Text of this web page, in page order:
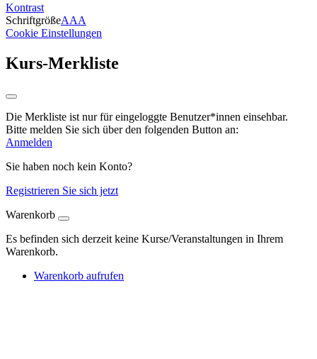
Kontrast
SchriftgrößeAAA
Cookie Einstellungen
Kurs-Merkliste
Die Merkliste ist nur für eingeloggte Benutzer*innen einsehbar.
Bitte melden Sie sich über den folgenden Button an:
Anmelden
Sie haben noch kein Konto?
Registrieren Sie sich jetzt
Warenkorb
Es befinden sich derzeit keine Kurse/Veranstaltungen in Ihrem
Warenkorb.
Warenkorb aufrufen